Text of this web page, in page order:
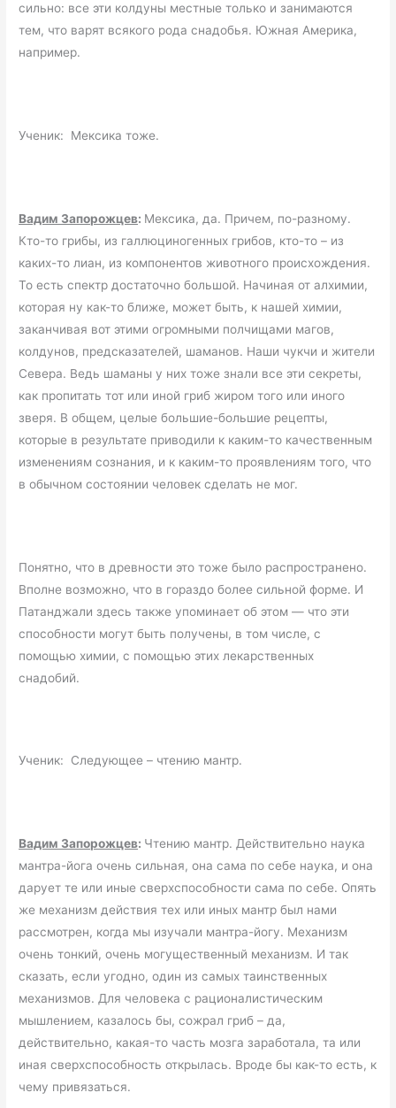
сильно: все эти колдуны местные только и занимаются
тем, что варят всякого рода снадобья. Южная Америка,
например.
Ученик: Мексика тоже.
Вадим Запорожцев: Мексика, да. Причем, по-разному.
Кто-то грибы, из галлюциногенных грибов, кто-то – из
каких-то лиан, из компонентов животного происхождения.
То есть спектр достаточно большой. Начиная от алхимии,
которая ну как-то ближе, может быть, к нашей химии,
заканчивая вот этими огромными полчищами магов,
колдунов, предсказателей, шаманов. Наши чукчи и жители
Севера. Ведь шаманы у них тоже знали все эти секреты,
как пропитать тот или иной гриб жиром того или иного
зверя. В общем, целые большие-большие рецепты,
которые в результате приводили к каким-то качественным
изменениям сознания, и к каким-то проявлениям того, что
в обычном состоянии человек сделать не мог.
Понятно, что в древности это тоже было распространено.
Вполне возможно, что в гораздо более сильной форме. И
Патанджали здесь также упоминает об этом — что эти
способности могут быть получены, в том числе, с
помощью химии, с помощью этих лекарственных
снадобий.
Ученик: Следующее – чтению мантр.
Вадим Запорожцев: Чтению мантр. Действительно наука
мантра-йога очень сильная, она сама по себе наука, и она
дарует те или иные сверхспособности сама по себе. Опять
же механизм действия тех или иных мантр был нами
рассмотрен, когда мы изучали мантра-йогу. Механизм
очень тонкий, очень могущественный механизм. И так
сказать, если угодно, один из самых таинственных
механизмов. Для человека с рационалистическим
мышлением, казалось бы, сожрал гриб – да,
действительно, какая-то часть мозга заработала, та или
иная сверхспособность открылась. Вроде бы как-то есть, к
чему привязаться.